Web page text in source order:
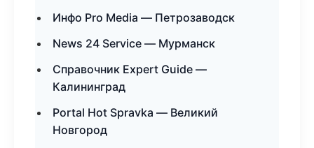
Инфо Pro Media — Петрозаводск
News 24 Service — Мурманск
Справочник Expert Guide —
Калининград
Portal Hot Spravka — Великий
Новгород